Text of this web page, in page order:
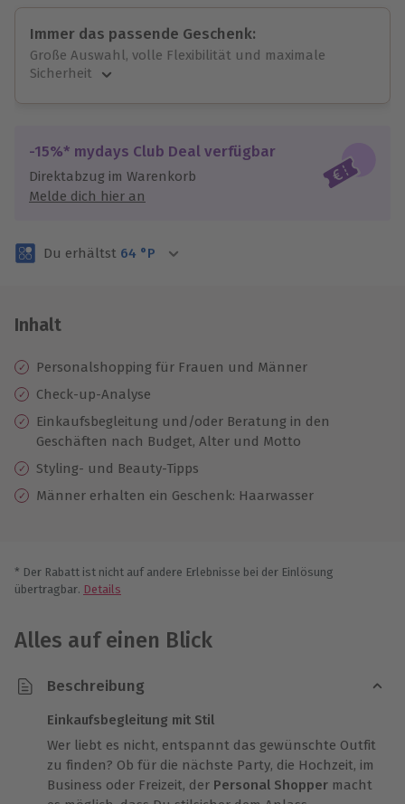
Immer das passende Geschenk:
Große Auswahl, volle Flexibilität und maximale
Sicherheit
Jeder Gutschein für alle Erlebnisse einlösbar.
Maximale Sicherheit
3 Jahre gültig & verlängerbar.
-15%* mydays Club Deal verfügbar
Direktabzug im Warenkorb
Melde dich hier an
Du erhältst 64 °P
Inhalt
Personalshopping für Frauen und Männer
Check-up-Analyse
Einkaufsbegleitung und/oder Beratung in den
Geschäften nach Budget, Alter und Motto
Styling- und Beauty-Tipps
Männer erhalten ein Geschenk: Haarwasser
* Der Rabatt ist nicht auf andere Erlebnisse bei der Einlösung
übertragbar. Details
Alles auf einen Blick
Beschreibung
Einkaufsbegleitung mit Stil
Wer liebt es nicht, entspannt das gewünschte Outfit
zu finden? Ob für die nächste Party, die Hochzeit, im
Business oder Freizeit, der Personal Shopper macht